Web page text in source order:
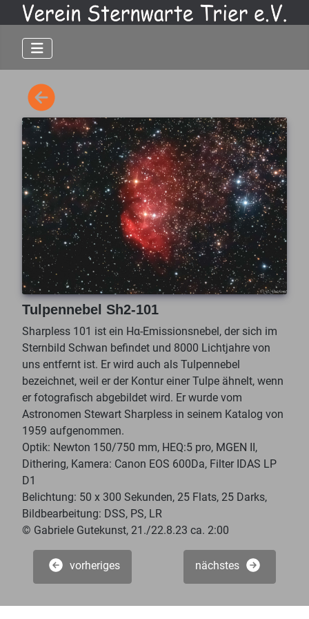
Tulpennebel Sh2-101
Sharpless 101 ist ein Hα-Emissionsnebel, der sich im
Sternbild Schwan befindet und 8000 Lichtjahre von
uns entfernt ist. Er wird auch als Tulpennebel
bezeichnet, weil er der Kontur einer Tulpe ähnelt, wenn
er fotografisch abgebildet wird. Er wurde vom
Astronomen Stewart Sharpless in seinem Katalog von
1959 aufgenommen.
Optik: Newton 150/750 mm, HEQ:5 pro, MGEN II,
Dithering, Kamera: Canon EOS 600Da, Filter IDAS LP
D1
Belichtung: 50 x 300 Sekunden, 25 Flats, 25 Darks,
Bildbearbeitung: DSS, PS, LR
© Gabriele Gutekunst, 21./22.8.23 ca. 2:00
vorheriges nächstes